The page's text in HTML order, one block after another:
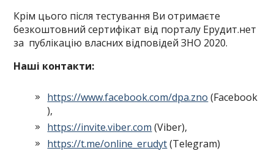
Крім цього після тестування Ви отримаєте
безкоштовний сертифікат від порталу Ерудит.нет
за публікацію власних відповідей ЗНО 2020.
Наші контакти:
https://www.facebook.com/dpa.zno (Facebook
),
https://invite.viber.com (Viber),
https://t.me/online_erudyt(Telegram)